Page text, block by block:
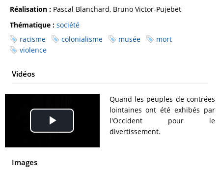
Réalisation : Pascal Blanchard, Bruno Victor-Pujebet
Thématique : société
racisme
colonialisme musée
mort
violence
Vidéos
Play
Video
Quand les peuples de contrées
lointaines ont été exhibés par
l'Occident pour le
divertissement.
Images